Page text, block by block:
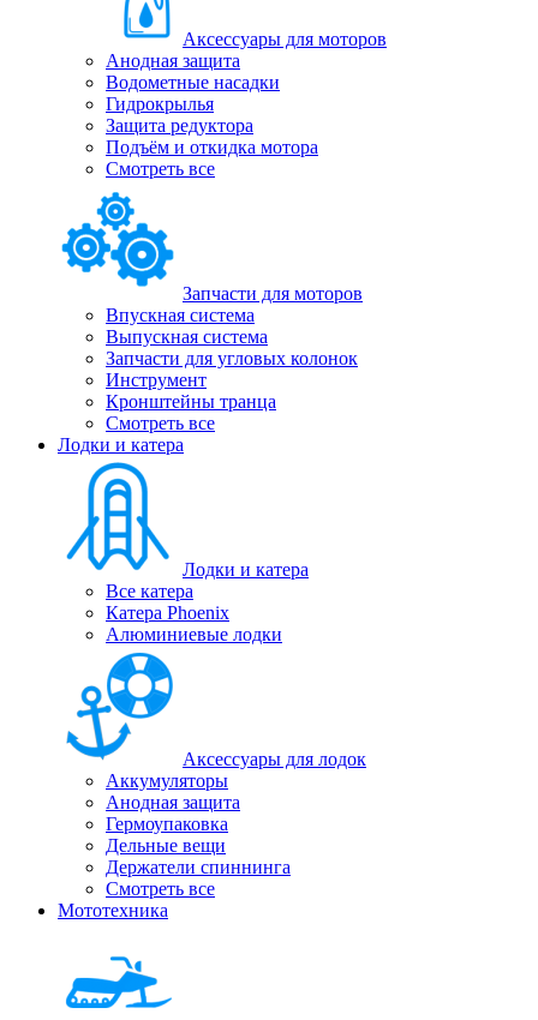
Аксессуары для моторов
Анодная защита
Водометные насадки
Гидрокрылья
Защита редуктора
Подъём и откидка мотора
Смотреть все
Запчасти для моторов
Впускная система
Выпускная система
Запчасти для угловых колонок
Инструмент
Кронштейны транца
Смотреть все
Лодки и катера
Лодки и катера
Все катера
Катера Phoenix
Алюминиевые лодки
Аксессуары для лодок
Аккумуляторы
Анодная защита
Гермоупаковка
Дельные вещи
Держатели спиннинга
Смотреть все
Мототехника